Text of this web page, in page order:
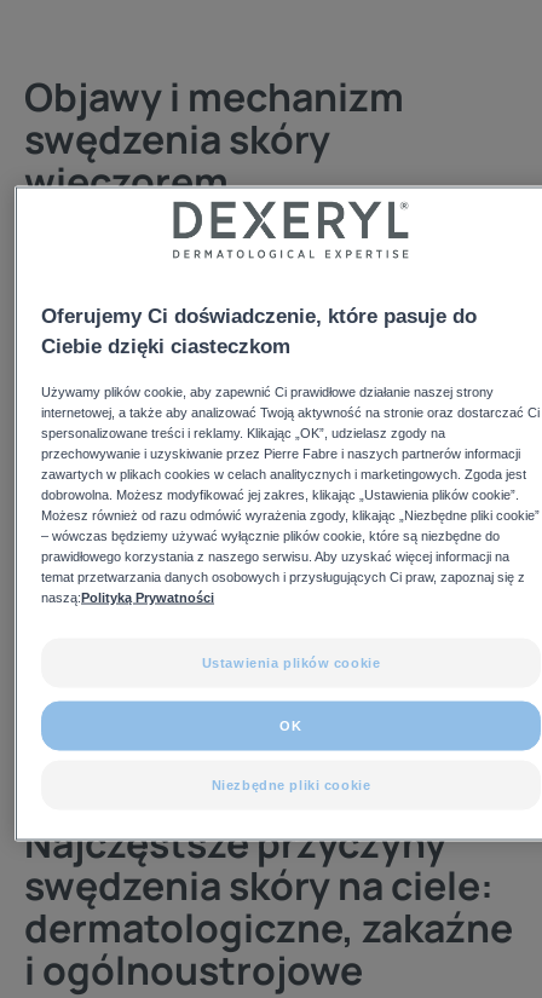
Objawy i mechanizm
swędzenia skóry
wieczorem
nasila się z kilku powodów. Po zmroku
dzień hamuje stan zapalny
, a jednocześnie rośnie
temperatura skóry. Zwiększa się też
szybciej sięprzesuszai staje bardziejwrażliwa na
bodźce. Gdy zasypiamy, brakujerozpraszaczy, dlatego
swędzeniewydaje się intensywniejsze. Dodatkowo na
odczucia wpływaśrodowisko snu:ciepłe koce,ciasna
lub syntetyczna piżama,drażniące materiały
pościeli,alergeny w tkaninachczywilgoćmogą
potęgowaćdyskomfort
bariera naskórkowa, jak iczynniki ogólnoustrojowe
m.in.zaburzenia pracy wątroby (cholestaza),nerek
czy
Najczęstsze przyczyny
swędzenia skóry na ciele:
dermatologiczne, zakaźne
i ogólnoustrojowe
Oferujemy Ci doświadczenie, które pasuje do
Ciebie dzięki ciasteczkom
Używamy plików cookie, aby zapewnić Ci prawidłowe działanie naszej strony
internetowej, a także aby analizować Twoją aktywność na stronie oraz dostarczać Ci
spersonalizowane treści i reklamy. Klikając „OK”, udzielasz zgody na
przechowywanie i uzyskiwanie przez Pierre Fabre i naszych partnerów informacji
zawartych w plikach cookies w celach analitycznych i marketingowych. Zgoda jest
dobrowolna. Możesz modyfikować jej zakres, klikając „Ustawienia plików cookie”.
Możesz również od razu odmówić wyrażenia zgody, klikając „Niezbędne pliki cookie”
– wówczas będziemy używać wyłącznie plików cookie, które są niezbędne do
prawidłowego korzystania z naszego serwisu. Aby uzyskać więcej informacji na
temat przetwarzania danych osobowych i przysługujących Ci praw, zapoznaj się z
naszą:Polityką Prywatności
Ustawienia plików cookie
Niezbędne pliki cookie
OK